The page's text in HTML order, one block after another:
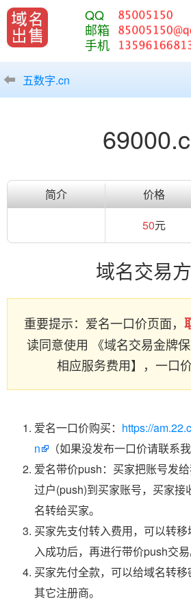
QQ
邮箱
手机
五数字.cn
简介 价格
50元
域名交易
重要提示：爱名一口价页面，
读同意使用 《域名交易金牌
相应服务费用】，一口
爱名一口价购买： https://
n
（如果没发布一口价请联系
爱名带价push：买家把账号发
过户(push)到买家账号，买家接
名转给买家。
买家先支付转入费用，可以转
入成功后，再进行带价push交易
买家先付全款，可以给域名转
其它注册商。